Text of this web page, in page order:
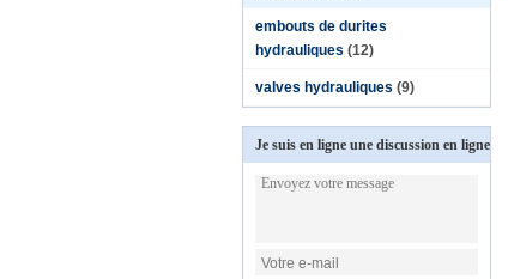
embouts de durites
hydrauliques (12)
valves hydrauliques (9)
Je suis en ligne une discussion en ligne